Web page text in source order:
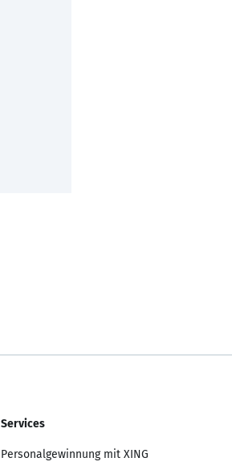
Services
Personalgewinnung mit XING